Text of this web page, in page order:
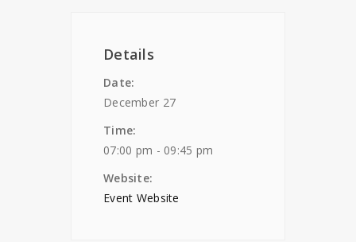
Details
Date:
December 27
Time:
07:00 pm - 09:45 pm
Website:
Event Website